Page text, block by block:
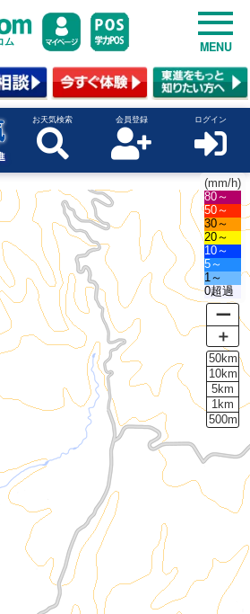
ム MENU
お天気検索 会員登録 ログイン
(mm/h)
80～
50～
30～
20～
10～
5～
1～
0超過
ー
＋
50km
10km
5km
1km
500m